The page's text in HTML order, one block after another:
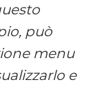
può
menu
e